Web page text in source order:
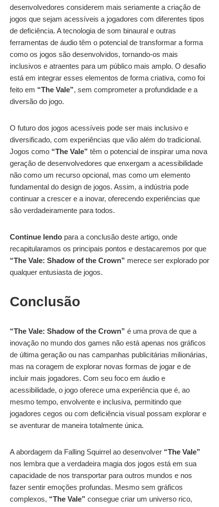
desenvolvedores considerem mais seriamente a criação de
jogos que sejam acessíveis a jogadores com diferentes tipos
de deficiência. A tecnologia de som binaural e outras
ferramentas de áudio têm o potencial de transformar a forma
como os jogos são desenvolvidos, tornando-os mais
inclusivos e atraentes para um público mais amplo. O desafio
está em integrar esses elementos de forma criativa, como foi
feito em “The Vale”, sem comprometer a profundidade e a
diversão do jogo.
O futuro dos jogos acessíveis pode ser mais inclusivo e
diversificado, com experiências que vão além do tradicional.
Jogos como “The Vale” têm o potencial de inspirar uma nova
geração de desenvolvedores que enxergam a acessibilidade
não como um recurso opcional, mas como um elemento
fundamental do design de jogos. Assim, a indústria pode
continuar a crescer e a inovar, oferecendo experiências que
são verdadeiramente para todos.
Continue lendo para a conclusão deste artigo, onde
recapitularamos os principais pontos e destacaremos por que
“The Vale: Shadow of the Crown” merece ser explorado por
qualquer entusiasta de jogos.
Conclusão
“The Vale: Shadow of the Crown” é uma prova de que a
inovação no mundo dos games não está apenas nos gráficos
de última geração ou nas campanhas publicitárias milionárias,
mas na coragem de explorar novas formas de jogar e de
incluir mais jogadores. Com seu foco em áudio e
acessibilidade, o jogo oferece uma experiência que é, ao
mesmo tempo, envolvente e inclusiva, permitindo que
jogadores cegos ou com deficiência visual possam explorar e
se aventurar de maneira totalmente única.
A abordagem da Falling Squirrel ao desenvolver “The Vale”
nos lembra que a verdadeira magia dos jogos está em sua
capacidade de nos transportar para outros mundos e nos
fazer sentir emoções profundas. Mesmo sem gráficos
complexos, “The Vale” consegue criar um universo rico,